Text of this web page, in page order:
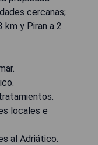
cercanas;
y Piran a 2
locales e
al Adriático.